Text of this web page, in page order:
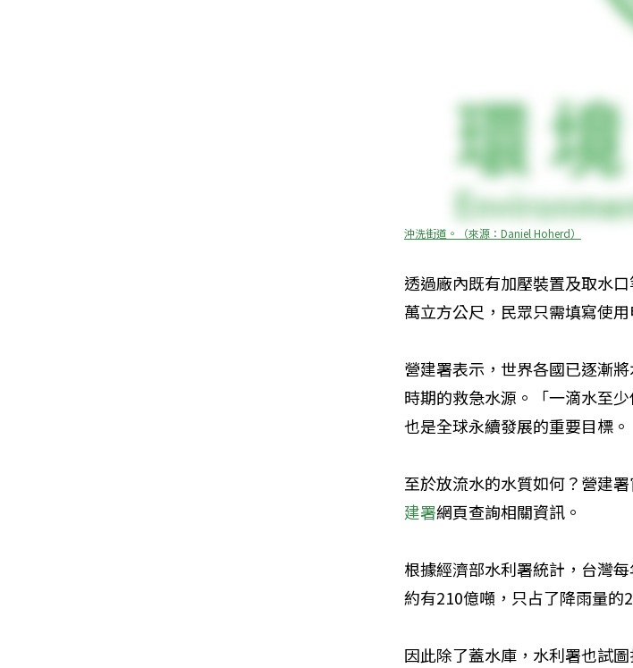
沖洗街道。（來源：Daniel Hoherd）
透過廠內既有加壓裝置及取水
萬立方公尺，民眾只需填寫使
營建署表示，世界各國已逐漸
時期的救急水源。「一滴水至
也是全球永續發展的重要目標。
至於放流水的水質如何？營建
建署網頁查詢相關資訊。
根據經濟部水利署統計，台灣
約有210億噸，只占了降雨量的
因此除了蓋水庫，水利署也試